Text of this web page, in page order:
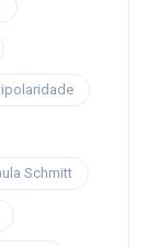
Schmitt